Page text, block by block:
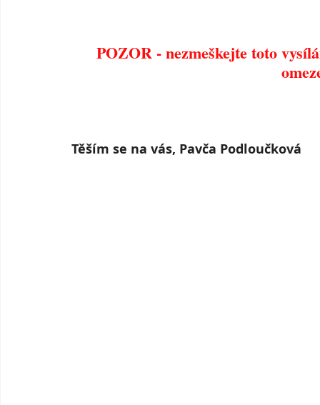
POZOR - nezmeškejte toto
Těším se na vás, Pavča Podloučková